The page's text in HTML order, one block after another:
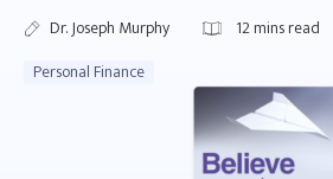
Dr. Joseph Murphy 12mins read
Personal Finance